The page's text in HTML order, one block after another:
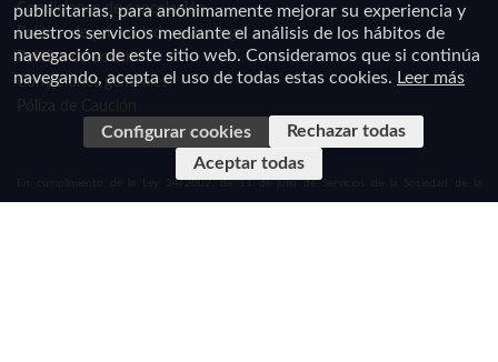
Condiciones de cancelación
Política de privacidad y aviso legal
Política de cookies
Condiciones generales
En cumplimiento de la Ley 34/2002, de 11 de julio de Servicios de la Sociedad de la
publicitarias, para anónimamente mejorar su experiencia y
nuestros servicios mediante el análisis de los hábitos de
navegación de este sitio web. Consideramos que si continúa
navegando, acepta el uso de todas estas cookies. Leer más
Configurar cookies
Rechazar todas
Aceptar todas